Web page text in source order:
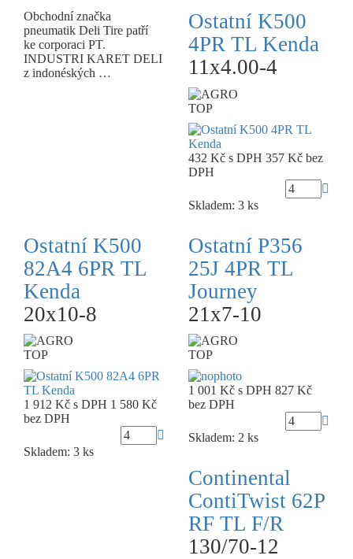
Obchodní značka
pneumatik Deli Tire patří
ke corporaci PT.
INDUSTRI KARET DELI
z indonéských …
Ostatní K500
4PR TL Kenda
11x4.00-4
TOP
432 Kč s DPH 357 Kč bez
DPH
Skladem: 3 ks
Ostatní K500
82A4 6PR TL
Kenda
20x10-8
TOP
1 912 Kč s DPH 1 580 Kč
bez DPH
Skladem: 3 ks
Ostatní P356
25J 4PR TL
Journey
21x7-10
TOP
1 001 Kč s DPH 827 Kč
bez DPH
Skladem: 2 ks
Continental
ContiTwist 62P
RF TL F/R
130/70-12